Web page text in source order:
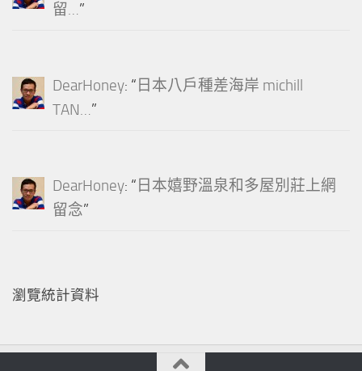
留…”
DearHoney: “ 日本八戶種差海岸 michill
TAN…”
DearHoney: “ 日本嬉野溫泉和多屋別莊上網
留念”
瀏覽統計資料